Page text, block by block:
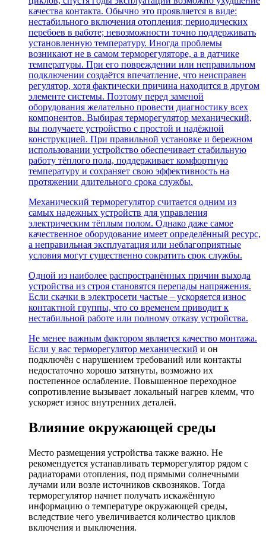
качества контакта. Обычно это проявляется в виде:
нестабильного включения отопления; периодических
перебоев в работе; невозможности точно поддерживать
установленную температуру. Иногда проблемы
возникают не в самом терморегуляторе, а в датчике
температуры. При его повреждении или неправильном
подключении создаётся впечатление, что неисправен
регулятор, хотя фактически причина находится в другом
элементе системы. Поэтому перед заменой
оборудования желательно провести диагностику всех
компонентов. Выбирая терморегулятор механический,
вы получаете устройство с простой и надёжной
конструкцией. При правильной установке и бережном
использовании устройство обеспечивает стабильную
работу тёплого пола, поддерживает комфортную
температуру и сохраняет свою эффективность на
протяжении длительного срока службы.
Механический терморегулятор считается одним из
самых надежных устройств для управления
электрическим тёплым полом. Однако даже самое
качественное оборудование имеет определённый ресурс,
а неправильная эксплуатация или неблагоприятные
условия могут существенно сократить срок службы.
Одной из наиболее распространённых причин выхода
устройства из строя становятся перепады напряжения.
Если скачки в электросети частые – ускоряется износ
контактной группы, что со временем приводит к
нестабильной работе или полному отказу устройства.
Не менее важным фактором является качество монтажа.
Если у вас терморегулятор механический и он
подключён с нарушением требований или контакты
недостаточно хорошо затянуты, возможно их
постепенное ослабление. Повышенное переходное
сопротивление вызывает локальный нагрев клемм, что
ускоряет износ внутренних деталей.
Влияние окружающей среды
Место размещения устройства также важно. Не
рекомендуется устанавливать терморегулятор рядом с
радиаторами отопления, под прямыми солнечными
лучами или возле источников сквозняков. Тогда
терморегулятор начнет получать искажённую
информацию о температуре окружающей среды,
вследствие чего увеличивается количество циклов
включения и выключения.